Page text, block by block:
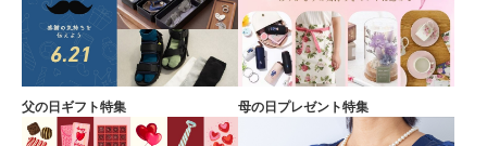
父の日ギフト特集 母の日プレゼント特集